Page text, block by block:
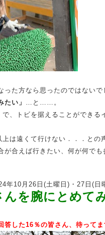
った方なら思ったのではないで
たい」 …と……。
、トビを据えることができる
は遠くて行けない．．．との
が合えば行きたい、何が何で
年10月26日(土曜日)・27日(日
んを腕にとめて
答した16％の皆さん、待ってま